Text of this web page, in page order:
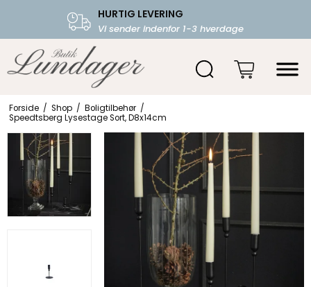
HURTIG LEVERING
Vi sender indenfor 1-3 hverdage
FRI FRAGT OVER 599.-
Starter fra 39,-
Forside / Shop / Boligtilbehør /
Speedtsberg Lysestage Sort, D8x14cm